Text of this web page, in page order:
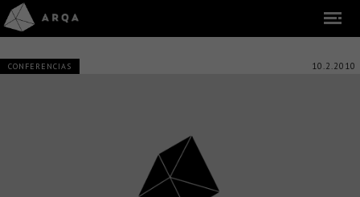
CONFERENCIAS 10.2.2010